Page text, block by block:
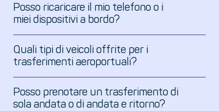
Posso ricaricare il mio telefono o i
miei dispositivi a bordo?
Quali tipi di veicoli offrite per i
trasferimenti aeroportuali?
Posso prenotare un trasferimento di
sola andata o di andata e ritorno?